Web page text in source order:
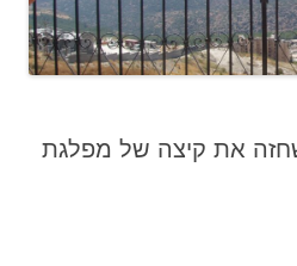
את קיצה של מפלגת